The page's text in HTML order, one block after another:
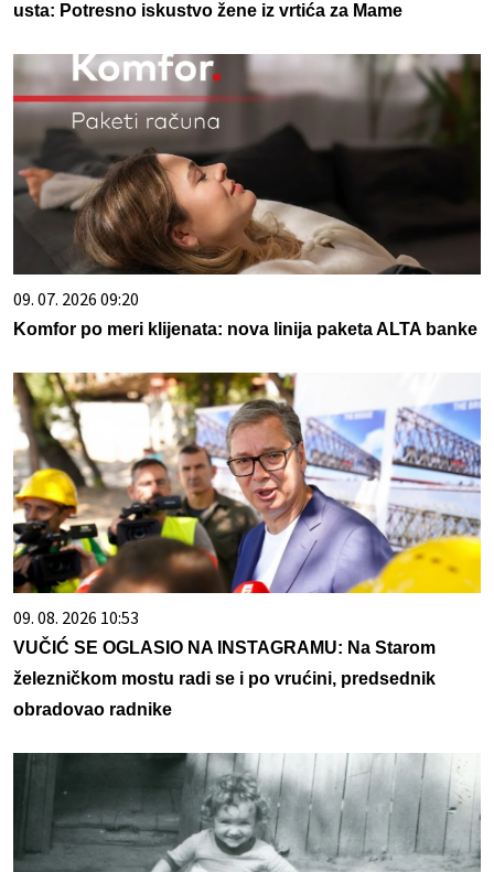
usta: Potresno iskustvo žene iz vrtića za Mame
09. 07. 2026 09:20
Komfor po meri klijenata: nova linija paketa ALTA banke
09. 08. 2026 10:53
VUČIĆ SE OGLASIO NA INSTAGRAMU: Na Starom
železničkom mostu radi se i po vrućini, predsednik
obradovao radnike